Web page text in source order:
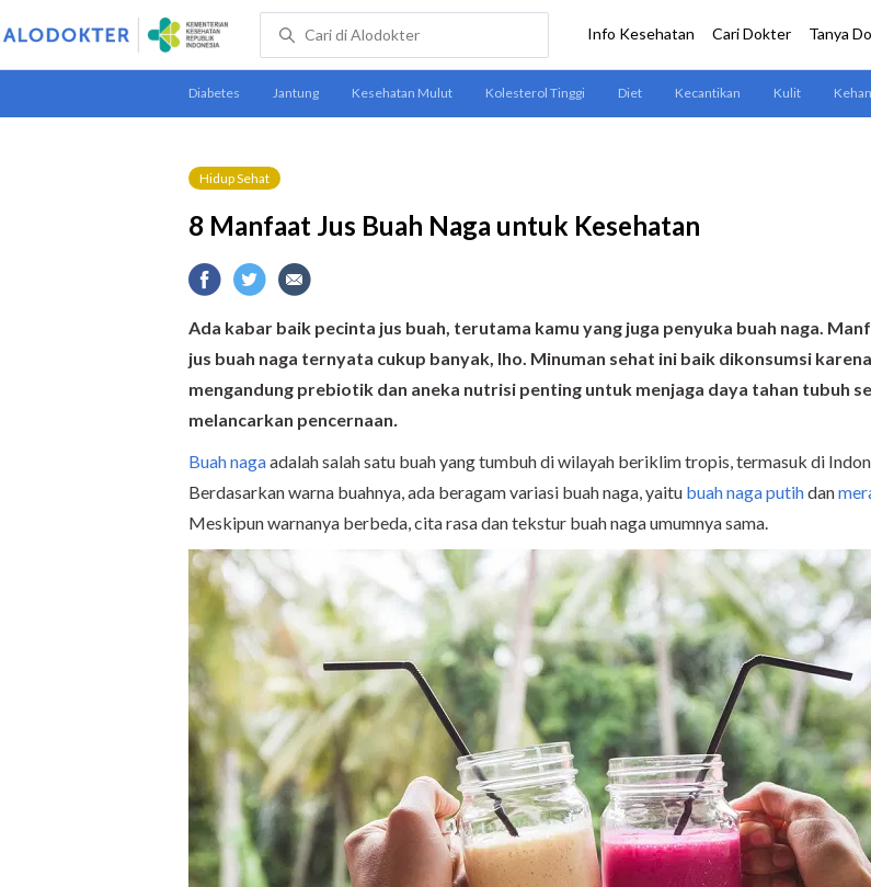
Hidup Sehat
8 Manfaat Jus Buah Naga untuk Kesehatan
Ada kabar baik pecinta jus buah, terutama kamu yang juga penyuka buah naga.
jus buah naga ternyata cukup banyak, lho. Minuman sehat ini baik dikonsumsi karena
mengandung prebiotik dan aneka nutrisi penting untuk menjaga daya tahan tubuh
melancarkan pencernaan.
Buah nagaadalah salah satu buah yang tumbuh di wilayah beriklim tropis, termasuk di
Berdasarkan warna buahnya, ada beragam variasi buah naga, yaitu buah naga putihdan
Meskipun warnanya berbeda, cita rasa dan tekstur buah naga umumnya sama.